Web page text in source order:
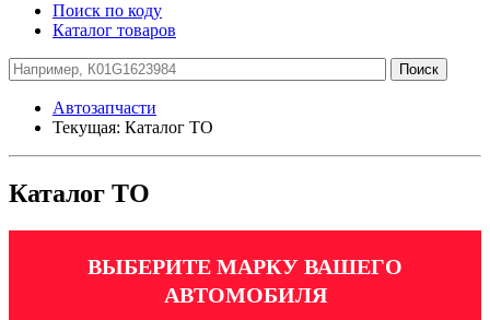
Поиск по коду
Каталог товаров
Автозапчасти
Текущая: Каталог ТО
Каталог ТО
ВЫБЕРИТЕ МАРКУ ВАШЕГО
АВТОМОБИЛЯ